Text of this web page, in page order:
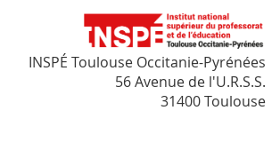
INSPÉ Toulouse Occitanie-Pyrénées
56 Avenue de l'U.R.S.S.
31400 Toulouse